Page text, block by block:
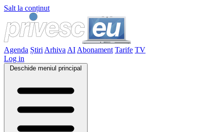
Salt la conținut
Agenda Știri Arhiva AI Abonament Tarife TV
Log in
Deschide meniul principal